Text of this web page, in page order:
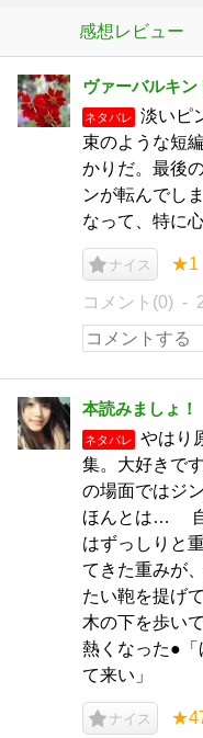
感想レビュー
ヴァーバルキン
ネタバレ
淡いピ
束のような短
かりだ。最後
ンが転んでし
なって、特に
ナイス ★1
コメント(0)
本読みましょ！
ネタバレ
やはり
集。大好きで
の場面ではジ
ほんとは… 自
はずっしりと
てきた重みが
たい鞄を提げ
木の下を歩い
熱くなった●「
て来い」
ナイス